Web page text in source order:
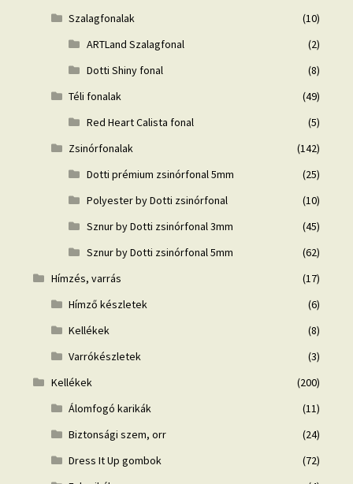
Szalagfonalak
(10)
ARTLand Szalagfonal
(2)
Dotti Shiny fonal
(8)
Téli fonalak
(49)
Red Heart Calista fonal
(5)
Zsinórfonalak
(142)
Dotti prémium zsinórfonal 5mm
(25)
Polyester by Dotti zsinórfonal
(10)
Sznur by Dotti zsinórfonal 3mm
(45)
Sznur by Dotti zsinórfonal 5mm
(62)
Hímzés, varrás
(17)
Hímző készletek
(6)
Kellékek
(8)
Varrókészletek
(3)
Kellékek
(200)
Álomfogó karikák
(11)
Biztonsági szem, orr
(24)
Dress It Up gombok
(72)